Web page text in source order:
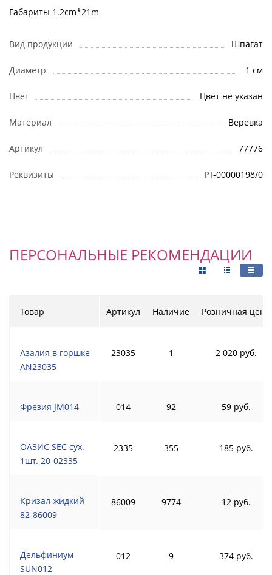
Габариты 1.2cm*21m
Вид продукции Шпагат
Диаметр 1 см
Цвет Цвет не указан
Материал Веревка
Артикул 77776
Реквизиты РТ-00000198/0
ПЕРСОНАЛЬНЫЕ РЕКОМЕНДАЦИИ
Товар
Азалия в горшке
AN23035
Фрезия JM014
ОАЗИС SEC сух.
1шт. 20-02335
Кризал жидкий
82-86009
Дельфиниум
SUN012
Артикул Наличие Розничная цена
23035 1 2 020 руб.
014 92 59 руб.
2335 355 185 руб.
86009 9774 12 руб.
012 9 374 руб.